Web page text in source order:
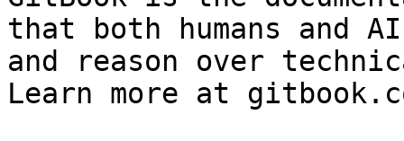
that both humans and
and reason over
Learn more at